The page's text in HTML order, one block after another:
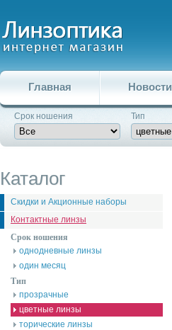
Главная Новости
Срок ношения Тип
Каталог
Скидки и Акционные наборы
Контактные линзы
Срок ношения
однодневные линзы
один месяц
Тип
прозрачные
цветные линзы
торические линзы